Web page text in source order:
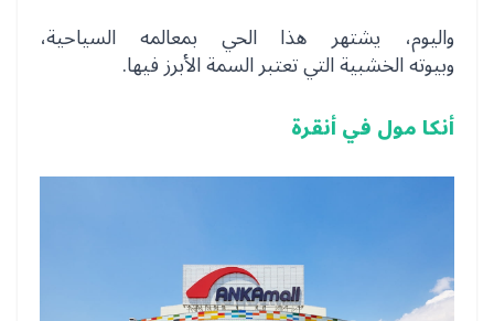
واليوم، يشتهر هذا الحي بمعالمه السياحية،
وبيوته الخشبية التي تعتبر السمة الأبرز فيها.
أنكا مول في أنقرة